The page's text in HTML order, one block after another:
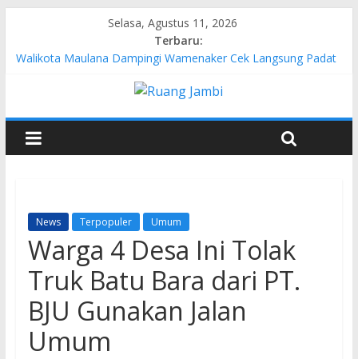
Selasa, Agustus 11, 2026
Terbaru:
Walikota Maulana Dampingi Wamenaker Cek Langsung Padat
Pertamina EP Jambi Imbau Masyarakat Tidak Beraktivitas di
Kasus Brigadir EWS: 4 Anggota Polisi Tersangka Resmi
Didampingi Pengacara Chris Januardi
FSO 115
News Terpopuler Umum
Warga 4 Desa Ini Tolak
Truk Batu Bara dari PT.
BJU Gunakan Jalan
Umum